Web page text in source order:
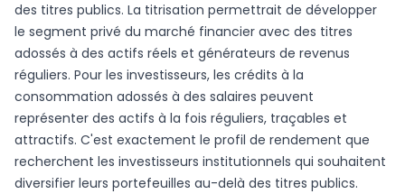
des titres publics. La titrisation permettrait de développer
le segment privé du marché financier avec des titres
adossés à des actifs réels et générateurs de revenus
réguliers. Pour les investisseurs, les crédits à la
consommation adossés à des salaires peuvent
représenter des actifs à la fois réguliers, traçables et
attractifs. C'est exactement le profil de rendement que
recherchent les investisseurs institutionnels qui souhaitent
diversifier leurs portefeuilles au-delà des titres publics.